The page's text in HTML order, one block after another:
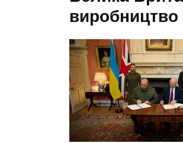
виробництво